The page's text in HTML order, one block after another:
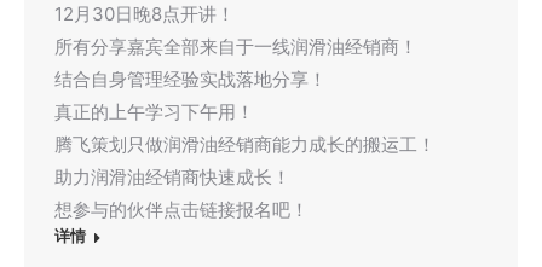
12月30日晚8点开讲！
所有分享嘉宾全部来自于一线润滑油经销商！
结合自身管理经验实战落地分享！
真正的上午学习下午用！
腾飞策划只做润滑油经销商能力成长的搬运工！
助力润滑油经销商快速成长！
想参与的伙伴点击链接报名吧！
详情